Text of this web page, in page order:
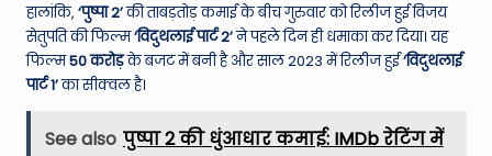
e
W
o
हालांकि, ‘पुष्पा 2’की ताबड़तोड़ कमाई के बीच गुरुवार को रिलीज हुई विजय
सेतुपति की फिल्म‘विदुथलाई पार्ट 2’ने पहले दिन ही धमाका कर दिया। यह
फिल्म50 करोड़के बजट में बनी है और साल 2023 में रिलीज हुई‘विदुथलाई
पार्ट 1’का सीक्वल है।
See also पुष्पा 2 की धुंआधार कमाई: IMDb रेटिंग में